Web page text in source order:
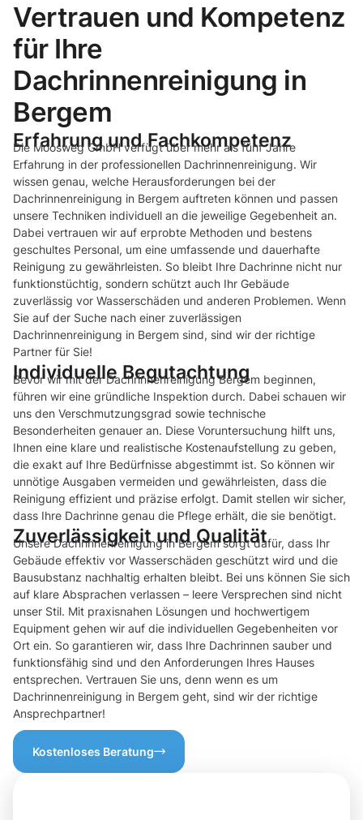
Vertrauen und Kompetenz
für Ihre
Dachrinnenreinigung in
Bergem
Erfahrung und Fachkompetenz
Die Moosweg GmbH verfügt über mehr als fünf Jahre
Erfahrung in der professionellen Dachrinnenreinigung. Wir
wissen genau, welche Herausforderungen bei der
Dachrinnenreinigung in Bergem auftreten können und passen
unsere Techniken individuell an die jeweilige Gegebenheit an.
Dabei vertrauen wir auf erprobte Methoden und bestens
geschultes Personal, um eine umfassende und dauerhafte
Reinigung zu gewährleisten. So bleibt Ihre Dachrinne nicht nur
funktionstüchtig, sondern schützt auch Ihr Gebäude
zuverlässig vor Wasserschäden und anderen Problemen. Wenn
Sie auf der Suche nach einer zuverlässigen
Dachrinnenreinigung in Bergem sind, sind wir der richtige
Partner für Sie!
Individuelle Begutachtung
Bevor wir mit der Dachrinnenreinigung Bergem beginnen,
führen wir eine gründliche Inspektion durch. Dabei schauen wir
uns den Verschmutzungsgrad sowie technische
Besonderheiten genauer an. Diese Voruntersuchung hilft uns,
Ihnen eine klare und realistische Kostenaufstellung zu geben,
die exakt auf Ihre Bedürfnisse abgestimmt ist. So können wir
unnötige Ausgaben vermeiden und gewährleisten, dass die
Reinigung effizient und präzise erfolgt. Damit stellen wir sicher,
dass Ihre Dachrinne genau die Pflege erhält, die sie benötigt.
Zuverlässigkeit und Qualität
Unsere Dachrinnenreinigung in Bergem sorgt dafür, dass Ihr
Gebäude effektiv vor Wasserschäden geschützt wird und die
Bausubstanz nachhaltig erhalten bleibt. Bei uns können Sie sich
auf klare Absprachen verlassen – leere Versprechen sind nicht
unser Stil. Mit praxisnahen Lösungen und hochwertigem
Equipment gehen wir auf die individuellen Gegebenheiten vor
Ort ein. So garantieren wir, dass Ihre Dachrinnen sauber und
funktionsfähig sind und den Anforderungen Ihres Hauses
entsprechen. Vertrauen Sie uns, denn wenn es um
Dachrinnenreinigung in Bergem geht, sind wir der richtige
Ansprechpartner!
Kostenloses Beratung